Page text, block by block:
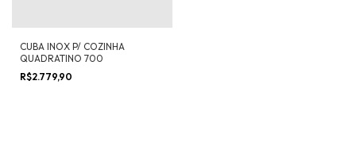
CUBA INOX P/ COZINHA
QUADRATINO 700
R$2.779,90